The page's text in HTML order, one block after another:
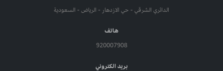
الدائري الشرقي - حي الازدهار - الرياض - السعودية
هاتف
920007908
بريد الكتروني